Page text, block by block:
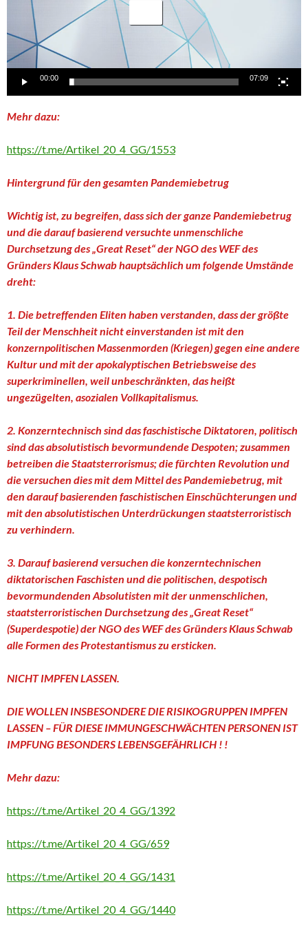
00:00 07:09
Mehr dazu:
https://t.me/Artikel_20_4_GG/1553
Hintergrund für den gesamten Pandemiebetrug
Wichtig ist, zu begreifen, dass sich der ganze Pandemiebetrug
und die darauf basierend versuchte unmenschliche
Durchsetzung des „Great Reset“ der NGO des WEF des
Gründers Klaus Schwab hauptsächlich um folgende Umstände
dreht:
1. Die betreffenden Eliten haben verstanden, dass der größte
Teil der Menschheit nicht einverstanden ist mit den
konzernpolitischen Massenmorden (Kriegen) gegen eine andere
Kultur und mit der apokalyptischen Betriebsweise des
superkriminellen, weil unbeschränkten, das heißt
ungezügelten, asozialen Vollkapitalismus.
2. Konzerntechnisch sind das faschistische Diktatoren, politisch
sind das absolutistisch bevormundende Despoten; zusammen
betreiben die Staatsterrorismus; die fürchten Revolution und
die versuchen dies mit dem Mittel des Pandemiebetrug, mit
den darauf basierenden faschistischen Einschüchterungen und
mit den absolutistischen Unterdrückungen staatsterroristisch
zu verhindern.
3. Darauf basierend versuchen die konzerntechnischen
diktatorischen Faschisten und die politischen, despotisch
bevormundenden Absolutisten mit der unmenschlichen,
staatsterroristischen Durchsetzung des „Great Reset“
(Superdespotie) der NGO des WEF des Gründers Klaus Schwab
alle Formen des Protestantismus zu ersticken.
NICHT IMPFEN LASSEN.
DIE WOLLEN INSBESONDERE DIE RISIKOGRUPPEN IMPFEN
LASSEN – FÜR DIESE IMMUNGESCHWÄCHTEN PERSONEN IST
IMPFUNG BESONDERS LEBENSGEFÄHRLICH ! !
Mehr dazu:
https://t.me/Artikel_20_4_GG/1392
https://t.me/Artikel_20_4_GG/659
https://t.me/Artikel_20_4_GG/1431
https://t.me/Artikel_20_4_GG/1440